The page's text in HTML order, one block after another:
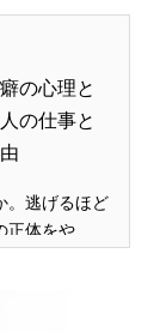
の心理と
の仕事と
。逃げるほど
正体をや…